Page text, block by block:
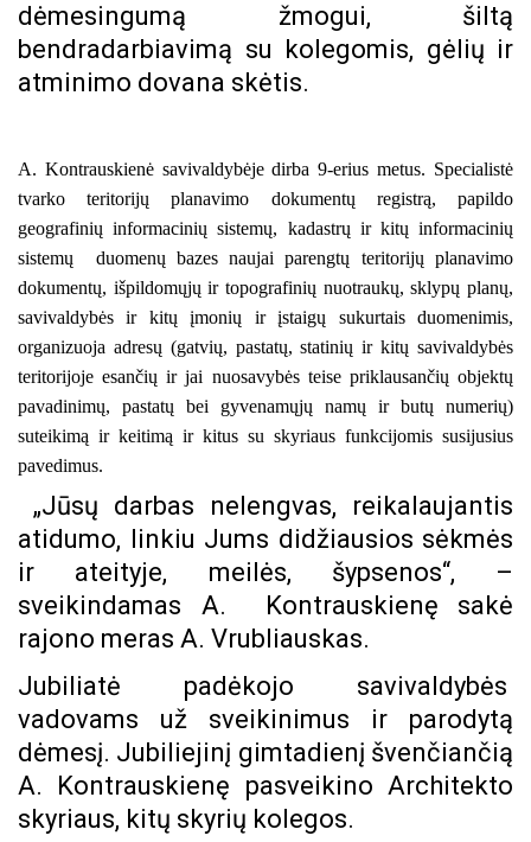
dėmesingumą žmogui, šiltą
bendradarbiavimą su kolegomis, gėlių ir
atminimo dovana skėtis.
A. Kontrauskienė savivaldybėje dirba 9-erius metus. Specialistė
tvarko teritorijų planavimo dokumentų registrą, papildo
geografinių informacinių sistemų, kadastrų ir kitų informacinių
sistemų
duomenų bazes naujai parengtų teritorijų planavimo
dokumentų, išpildomųjų ir topografinių nuotraukų, sklypų planų,
savivaldybės ir kitų įmonių ir įstaigų sukurtais duomenimis,
organizuoja adresų (gatvių, pastatų, statinių ir kitų savivaldybės
teritorijoje esančių ir jai nuosavybės teise priklausančių objektų
pavadinimų, pastatų bei gyvenamųjų namų ir butų numerių)
suteikimą ir keitimą ir kitus su skyriaus funkcijomis susijusius
pavedimus.
„Jūsų darbas nelengvas, reikalaujantis
atidumo, linkiu Jums didžiausios sėkmės
ir ateityje, meilės, šypsenos“, –
sveikindamas A. Kontrauskienę sakė
rajono meras A. Vrubliauskas.
Jubiliatė padėkojo savivaldybės
vadovams už sveikinimus ir parodytą
dėmesį. Jubiliejinį gimtadienį švenčiančią
A. Kontrauskienę pasveikino Architekto
skyriaus, kitų skyrių kolegos.